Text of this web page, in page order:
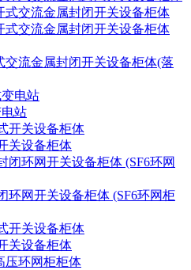
式交流金属封闭开关设备柜体
交流金属封闭开关设备柜体(落
站
关设备柜体
环网开关设备柜体 (SF6环网柜
关设备柜体